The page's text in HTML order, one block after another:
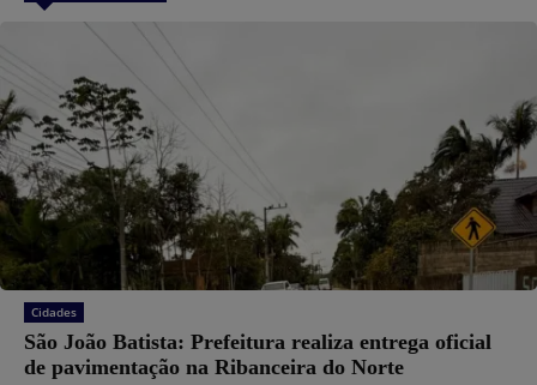
Cidades
São João Batista: Prefeitura realiza entrega oficial
de pavimentação na Ribanceira do Norte